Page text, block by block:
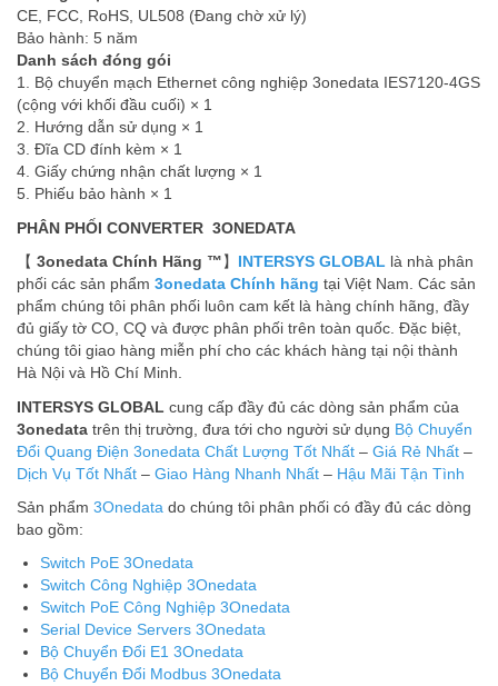
CE, FCC, RoHS, UL508 (Đang chờ xử lý)
Bảo hành: 5 năm
Danh sách đóng gói
1. Bộ chuyển mạch Ethernet công nghiệp 3onedata IES7120-4GS
(cộng với khối đầu cuối) × 1
2. Hướng dẫn sử dụng × 1
3. Đĩa CD đính kèm × 1
4. Giấy chứng nhận chất lượng × 1
5. Phiếu bảo hành × 1
PHÂN PHỐI CONVERTER 3ONEDATA
【 3onedata Chính Hãng ™】 INTERSYS GLOBAL là nhà phân
phối các sản phẩm 3onedata Chính hãng tại Việt Nam. Các sản
phẩm chúng tôi phân phối luôn cam kết là hàng chính hãng, đầy
đủ giấy tờ CO, CQ và được phân phối trên toàn quốc. Đặc biệt,
chúng tôi giao hàng miễn phí cho các khách hàng tại nội thành
Hà Nội và Hồ Chí Minh.
INTERSYS GLOBAL cung cấp đầy đủ các dòng sản phẩm của
3onedata trên thị trường, đưa tới cho người sử dụng Bộ Chuyển
Đổi Quang Điện 3onedata Chất Lượng Tốt Nhất – Giá Rẻ Nhất –
Dịch Vụ Tốt Nhất – Giao Hàng Nhanh Nhất – Hậu Mãi Tận Tình
Sản phẩm 3Onedata do chúng tôi phân phối có đầy đủ các dòng
bao gồm:
Switch PoE 3Onedata
Switch Công Nghiệp 3Onedata
Switch PoE Công Nghiệp 3Onedata
Serial Device Servers 3Onedata
Bộ Chuyển Đổi E1 3Onedata
Bộ Chuyển Đổi Modbus 3Onedata